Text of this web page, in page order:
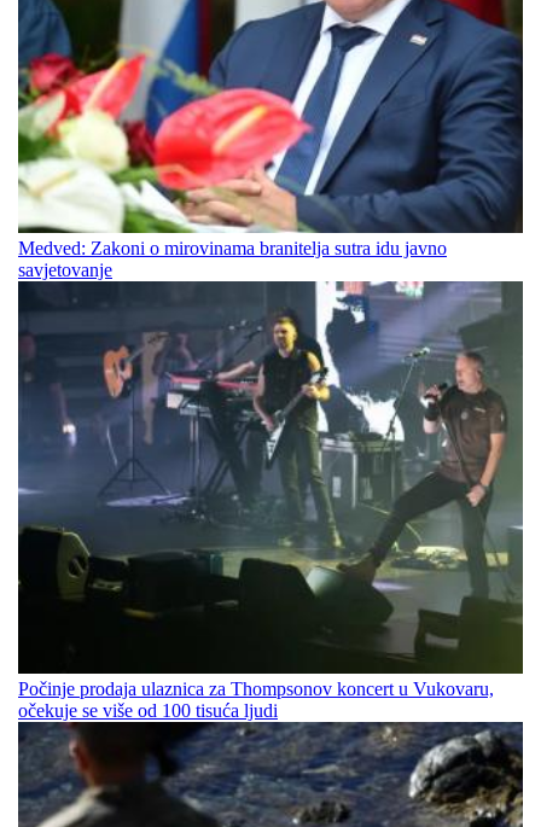
Medved: Zakoni o mirovinama branitelja sutra idu javno
savjetovanje
Počinje prodaja ulaznica za Thompsonov koncert u Vukovaru,
očekuje se više od 100 tisuća ljudi